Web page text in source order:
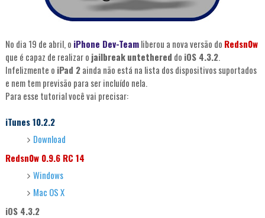
No dia 19 de abril, o iPhone Dev-Teamliberou a nova versão do Redsn0w
que é capaz de realizar o jailbreakuntethered do iOS 4.3.2.
Infelizmente o iPad 2ainda não está na lista dos dispositivos suportados
e nem tem previsão para ser incluído nela.
Para esse tutorial você vai precisar:
iTunes 10.2.2
Download
Redsn0w 0.9.6 RC 14
Windows
Mac OS X
iOS 4.3.2